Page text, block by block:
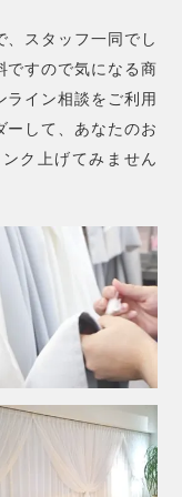
、スタッフ一同でし
ですので気になる商
ライン相談をご利用
ーして、あなたのお
ク上げてみません